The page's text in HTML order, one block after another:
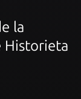
la
Historieta